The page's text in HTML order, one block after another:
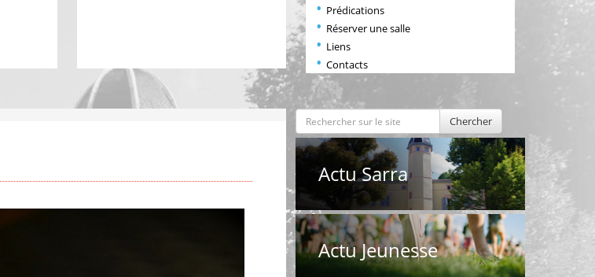
Prédications
Réserver une salle
Liens
Contacts
Chercher
Actu Sarra
Actu Jeunesse